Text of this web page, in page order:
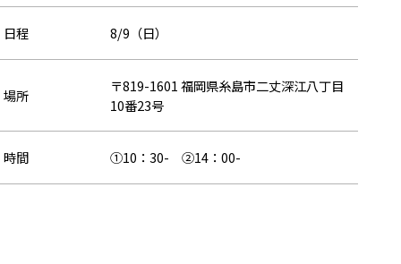
日程 8/9（日）
場所
〒819-1601 福岡県糸島市二丈深江八丁目
10番23号
時間 ①10：30- ②14：00-